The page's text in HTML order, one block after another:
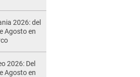
2026: del
Agosto en
2026: Del
Agosto en